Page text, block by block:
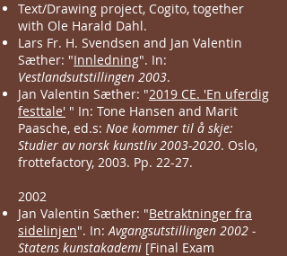
Text/Drawing project, Cogito, together
with Ole Harald Dahl.
Lars Fr. H. Svendsen and Jan Valentin
Sæther: "Innledning". In:
Vestlandsutstillingen 2003.
Jan Valentin Sæther: "2019 CE. 'En uferdig
festtale' " In: Tone Hansen and Marit
Paasche, ed.s: Noe kommer til å skje:
Studier av norsk kunstliv2003-2020. Oslo,
frottefactory, 2003. Pp. 22-27.
2002
Jan Valentin Sæther: "Betraktninger fra
sidelinjen". In:Avgangsutstillingen 2002 -
Statens kunstakademi [Final Exam